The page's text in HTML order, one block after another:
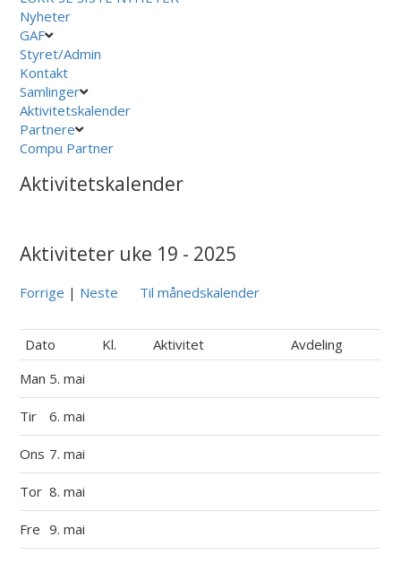
Nyheter
GAF
Styret/Admin
Kontakt
Samlinger
Aktivitetskalender
Partnere
Compu Partner
Aktivitetskalender
Aktiviteter uke 19 - 2025
Forrige | Neste Til månedskalender
Dato Kl. Aktivitet
Avdeling
Man 5. mai
Tir 6. mai
Ons 7. mai
Tor 8. mai
Fre 9. mai